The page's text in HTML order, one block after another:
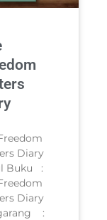
Diary
Buku :
Diary
: